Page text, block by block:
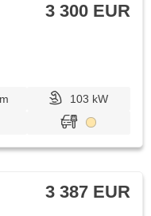
3 300 EUR
103 kW
3 387 EUR